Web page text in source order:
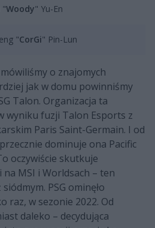
"Woody" Yu-En
"CorGi" Pin-Lun
o znajomych
jak w domu powinniśmy
Talon. Organizacja ta
wyniku fuzji Talon Esports z
Paris Saint-Germain. I od
dominuje ona Pacific
oczywiście skutkuje
MSI i Worldsach – ten
PSG ominęło
raz, w sezonie 2022. Od
daleko – decydująca